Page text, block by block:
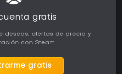
gratis
deseos, alertas de precio y
con Steam
gratis